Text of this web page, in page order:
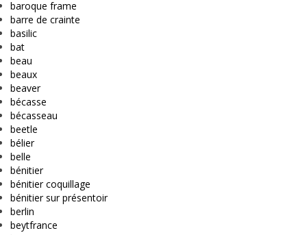
baroque frame
barre de crainte
basilic
bat
beau
beaux
beaver
bécasse
bécasseau
beetle
bélier
belle
bénitier
bénitier coquillage
bénitier sur présentoir
berlin
beytfrance